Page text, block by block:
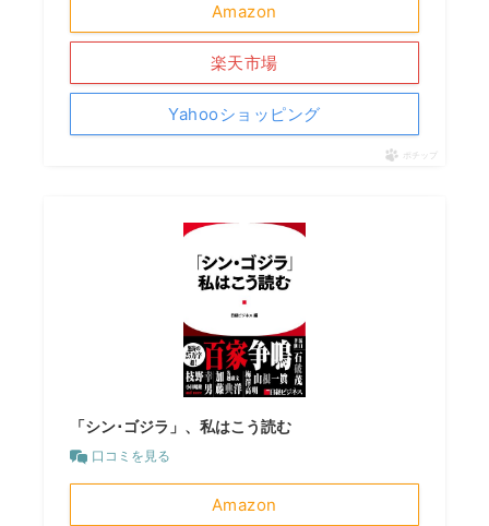
Amazon
楽天市場
Yahooショッピング
ポチップ
「シン･ゴジラ」、私はこう読む
口コミを見る
Amazon